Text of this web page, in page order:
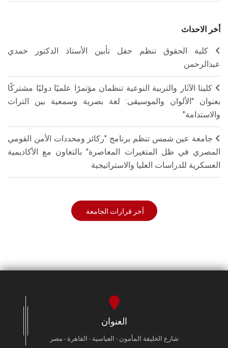
أخر الاحداث
كلية الحقوق تنظم حفل تأبين الأستاذ الدكتور حمدي
عبدالرحمن
كليتا الآثار والتربية النوعية تنظمان مؤتمرًا علميًا دوليًا مشتركًا
بعنوان "الألوان والموسيقى: لغة بصرية وسمعية بين التراث
والاستدامة"
جامعة عين شمس تنظم برنامج "ركائز ومحددات الأمن القومي
المصري في ظل المتغيرات المعاصرة" بالتعاون مع الأكاديمية
العسكرية للدراسات العليا والاستراتيجية
أخر قرارات الجامعة
العنوان
شارع الخليفة المأمون - العباسية - القاهرة - مصر